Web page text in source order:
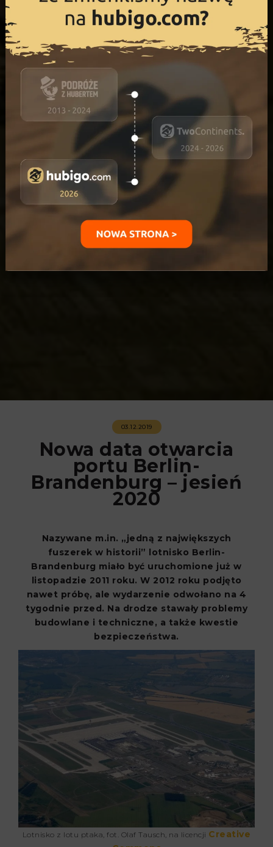
03.12.2019
Nowa data otwarcia
portu Berlin-
Brandenburg – jesień
2020
Nazywane m.in. „jedną z największych
fuszerek w historii” lotnisko Berlin-
Brandenburg miało być uruchomione już w
listopadzie 2011 roku. W 2012 roku podjęto
nawet próbę, ale wydarzenie odwołano na 4
tygodnie przed. Na drodze stawały problemy
budowlane i techniczne, a także kwestie
bezpieczeństwa.
Lotnisko z lotu ptaka, fot. Olaf Tausch, na licencji Creative